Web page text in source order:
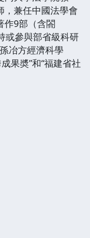
，兼任中國法學會
作9部（含閤
或參與部省級科研
冶方經濟科學
果奬”和“福建省社